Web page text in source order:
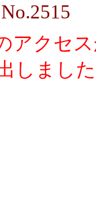
No.2515
アクセ
しまし